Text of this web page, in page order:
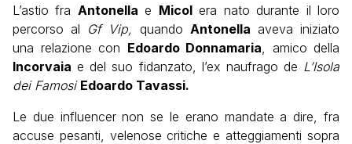
L’astio fra Antonella e Micolera nato durante il loro
percorso al Gf Vip, quando Antonella aveva iniziato
una relazione con Edoardo Donnamaria , amico della
Incorvaia e del suo fidanzato, l’ex naufrago de L’Isola
dei Famosi Edoardo Tavassi.
Le due influencer non se le erano mandate a dire, fra
accuse pesanti, velenose critiche e atteggiamenti sopra